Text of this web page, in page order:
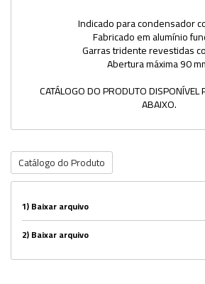
Indicado para condensador
Fabricado em alumínio
Garras tridente revestidas
Abertura máxima 90
CATÁLOGO DO PRODUTO DISPONÍVEL
ABAIXO.
Catálogo do Produto
1)Baixar arquivo
2)Baixar arquivo